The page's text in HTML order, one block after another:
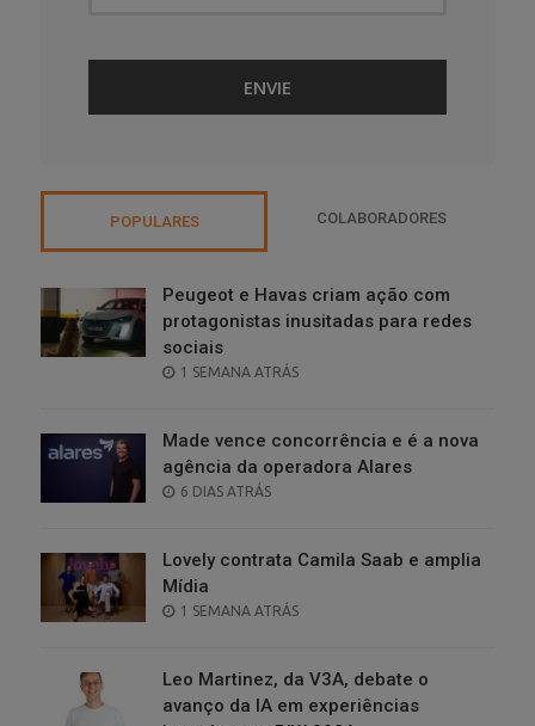
POPULARES COLABORADORES
Peugeot e Havas criam ação com
protagonistas inusitadas para redes
sociais
POSTED
1 SEMANA ATRÁS
Made vence concorrência e é a nova
agência da operadora Alares
POSTED
6 DIAS ATRÁS
Lovely contrata Camila Saab e amplia
Mídia
POSTED
1 SEMANA ATRÁS
Leo Martinez, da V3A, debate o
avanço da IA em experiências